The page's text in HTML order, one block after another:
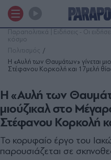
Παραπολιτικά | Ειδήσεις - Οι
κόσμο
Πολιτισμός
Η «Αυλή των Θαυμάτων» γίνεται
Στέφανου Κορκολή και 17μελή
Η «Αυλή των
μιούζικαλ στο
Στέφανου Κορκολή
Το κορυφαίο έργο του
παρουσιάζεται σε